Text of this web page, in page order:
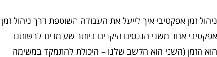
זמן אפקטיבי איך לייעל את העבודה השוטפת דרך ניהול זמן
אחד משני הנכסים היקרים ביותר שעומדים לרשותנו
הזמן (השני הוא הקשב שלנו – היכולת להתמקד במשימה